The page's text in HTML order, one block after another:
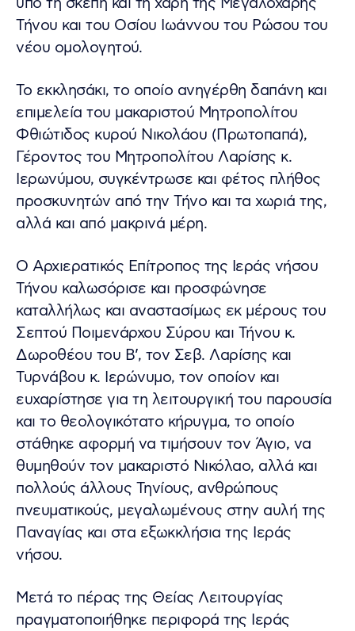
Τήνου και του Οσίου Ιωάννου του Ρώσου του
νέου ομολογητού.
Το εκκλησάκι, το οποίο ανηγέρθη δαπάνη και
επιμελεία του μακαριστού Μητροπολίτου
Φθιώτιδος κυρού Νικολάου (Πρωτοπαπά),
Γέροντος του Μητροπολίτου Λαρίσης κ.
Ιερωνύμου, συγκέντρωσε και φέτος πλήθος
προσκυνητών από την Τήνο και τα χωριά της,
αλλά και από μακρινά μέρη.
Ο Αρχιερατικός Επίτροπος της Ιεράς νήσου
Τήνου καλωσόρισε και προσφώνησε
καταλλήλως και αναστασίμως εκ μέρους του
Σεπτού Ποιμενάρχου Σύρου και Τήνου κ.
Δωροθέου του Β’, τον Σεβ. Λαρίσης και
Τυρνάβου κ. Ιερώνυμο, τον οποίον και
ευχαρίστησε για τη λειτουργική του παρουσία
και το θεολογικότατο κήρυγμα, το οποίο
στάθηκε αφορμή να τιμήσουν τον Άγιο, να
θυμηθούν τον μακαριστό Νικόλαο, αλλά και
πολλούς άλλους Τηνίους, ανθρώπους
πνευματικούς, μεγαλωμένους στην αυλή της
Παναγίας και στα εξωκκλήσια της Ιεράς
νήσου.
Μετά το πέρας της Θείας Λειτουργίας
πραγματοποιήθηκε περιφορά της Ιεράς